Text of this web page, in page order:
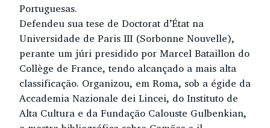
Portuguesas.
Defendeu sua tese de Doctorat d’État na
Universidade de Paris III (Sorbonne Nouvelle),
perante um júri presidido por Marcel Bataillon do
Collège de France, tendo alcançado a mais alta
classificação. Organizou, em Roma, sob a égide da
Accademia Nazionale dei Lincei, do Instituto de
Alta Cultura e da Fundação Calouste Gulbenkian,